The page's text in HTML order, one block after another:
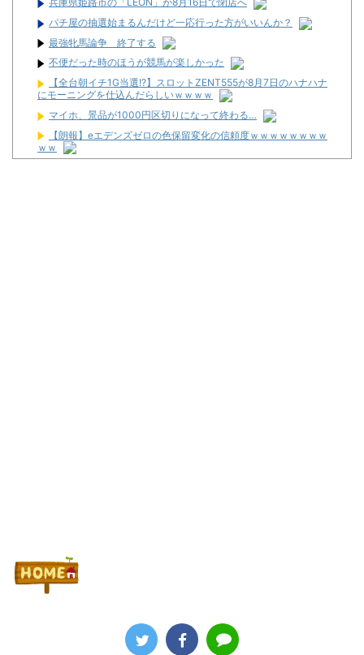
パチ屋の抽選始まるんだけど一応行った方がいいんか？
最強牝馬論争 終了する
不便だった時のほうが競馬が楽しかった
【全台朝イチ1G当選!?】スロットZENT555が8月7日のハナハナ
にモーニングを仕込んだらしいｗｗｗｗ
マイホ、景品が1000円区切りになって終わる…
【朗報】eエデンズゼロの色保留変化の信頼度ｗｗｗｗｗｗｗｗ
ｗｗ